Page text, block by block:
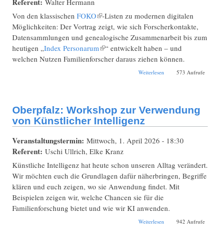
Walter Hermann
Von den klassischen FOKO(Link ist extern)
-Listen zu modernen digitalen
Möglichkeiten: Der Vortrag zeigt, wie sich Forscherkontakte,
Datensammlungen und genealogische Zusammenarbeit bis zum
heutigen „Index Personarum(Link ist extern)
“ entwickelt haben – und
welchen Nutzen Familienforscher daraus ziehen können.
Weiterlesen über Oberpfalz: Von
573 Aufrufe
Oberpfalz: Workshop zur Verwendung
von Künstlicher Intelligenz
Veranstaltungstermin: Mittwoch, 1. April 2026 - 18:30
Referent: Uschi Ullrich, Elke Kranz
Künstliche Intelligenz hat heute schon unseren Alltag verändert.
Wir möchten euch die Grundlagen dafür näherbringen, Begriffe
klären und euch zeigen, wo sie Anwendung findet. Mit
Beispielen zeigen wir, welche Chancen sie für die
Familienforschung bietet und wie wir KI anwenden.
Weiterlesen über Oberpfalz:
942 Aufrufe